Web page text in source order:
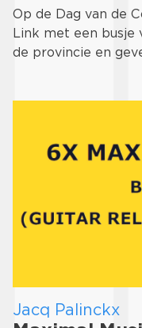
Op de Dag van de
Link met een busje
de provincie en
Jacq Palinckx